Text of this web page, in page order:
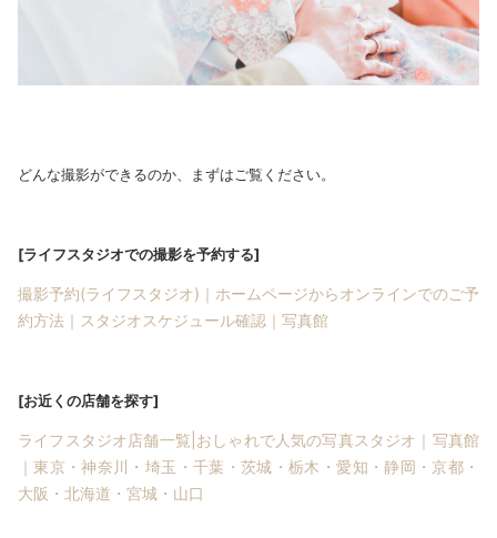
どんな撮影ができるのか、まずはご覧ください。
[ライフスタジオでの撮影を予約する]
撮影予約(ライフスタジオ)｜ホームページからオンラインでのご予
約方法｜スタジオスケジュール確認｜写真館
[お近くの店舗を探す]
ライフスタジオ店舗一覧|おしゃれで人気の写真スタジオ｜写真館
｜東京・神奈川・埼玉・千葉・茨城・栃木・愛知・静岡・京都・
大阪・北海道・宮城・山口